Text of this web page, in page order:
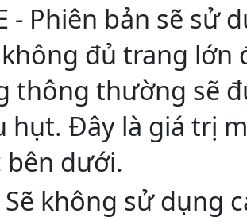
- Phiên bản sẽ sử
đủ trang lớn
thông thường sẽ
hụt. Đây là giá trị
bên dưới.
Sẽ không sử dụng